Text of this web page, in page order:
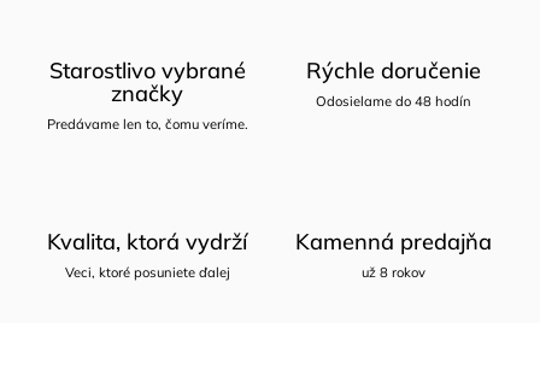
Starostlivo vybrané
značky
Predávame len to, čomu veríme.
Rýchle doručenie
Odosielame do 48 hodín
Kvalita, ktorá vydrží
Veci, ktoré posuniete ďalej
Kamenná predajňa
už 8 rokov